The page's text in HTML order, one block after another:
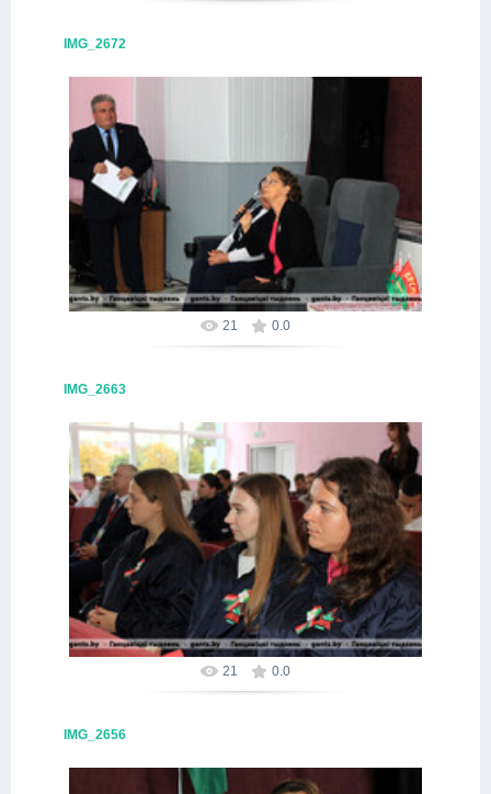
IMG_2672
09.10.2025
Alex
21 0.0
IMG_2663
09.10.2025
Alex
21 0.0
IMG_2656